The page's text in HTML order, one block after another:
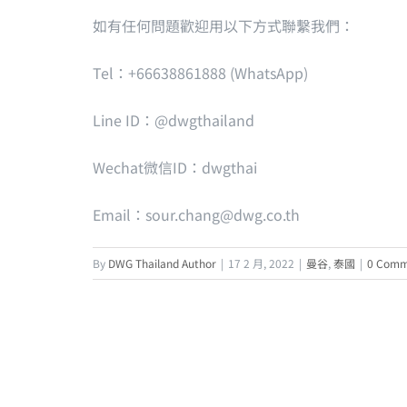
如有任何問題歡迎用以下方式聯繫我們：
Tel：+66638861888 (WhatsApp)
Line ID：@dwgthailand
Wechat微信ID：dwgthai
Email： sour.chang@dwg.co.th
By DWG Thailand Author | 17 2 月, 2022 | 曼谷, 泰國 | 0